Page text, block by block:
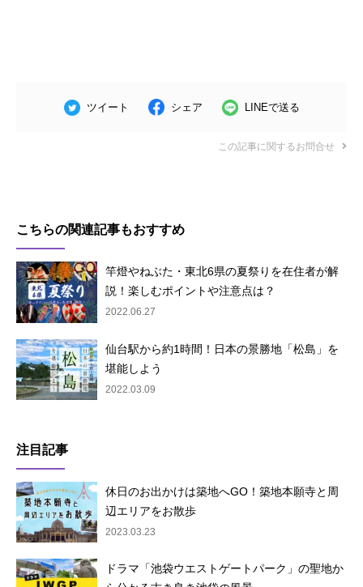
ツイート シェア LINEで送る
この記事に関するお問合せ
こちらの関連記事もおすすめ
竿燈やねぶた・東北6県の夏祭りを在住者が解
説！楽しむポイントや注意点は？
2022.06.27
仙台駅から約1時間！日本の景勝地「松島」を
堪能しよう
2022.03.09
注目記事
休日のお出かけは築地へGO！築地本願寺と周
辺エリアをお散歩
2023.03.23
ドラマ「池袋ウエストゲートパーク」の聖地か